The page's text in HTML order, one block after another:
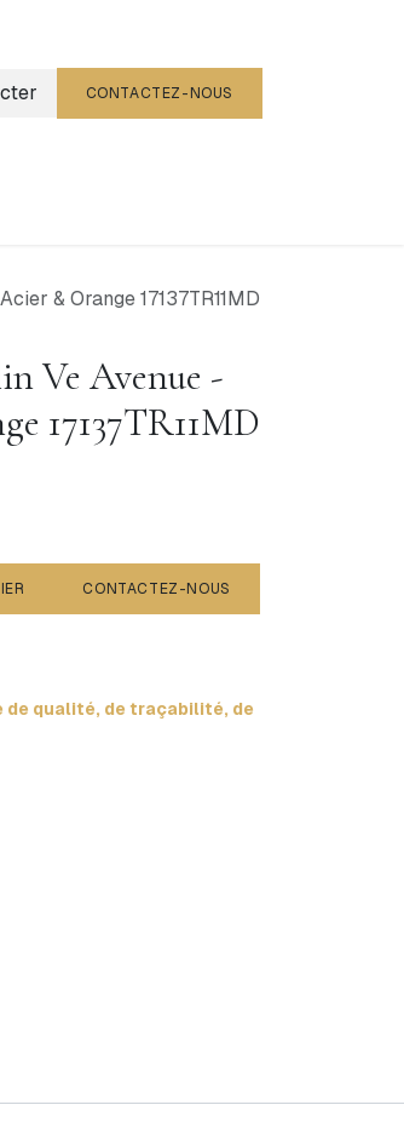
CONTACTEZ-NOUS
& Orange 17137TR11MD
Ve Avenue -
17137TR11MD
CONTACTEZ-NOUS
de qualité, de traçabilité, de